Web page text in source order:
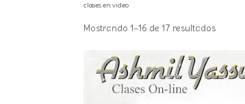
clases en video
Mostrando 1–16 de 17 resultados